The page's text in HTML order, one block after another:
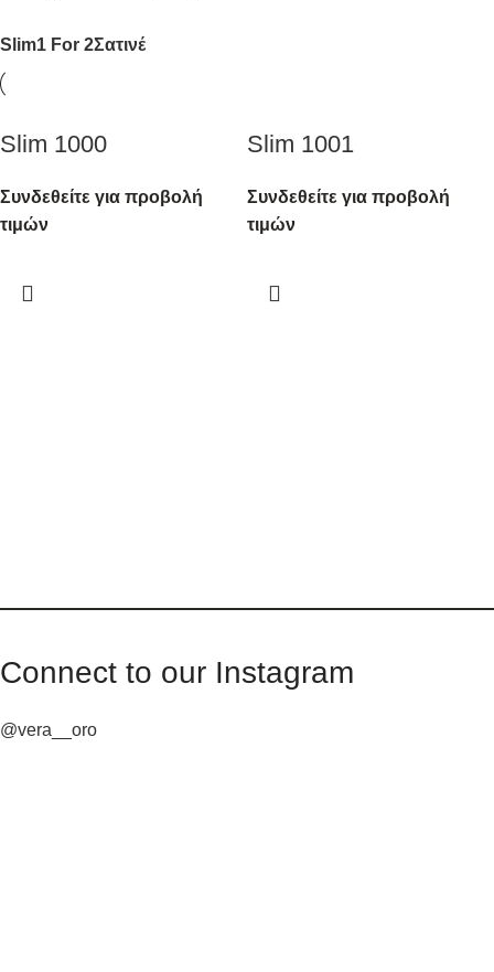
Slim1 For 2Σατινέ
Slim 1000
Συνδεθείτε για προβολή
τιμών
Slim 1001
Συνδεθείτε για προβολή
τιμών
Connect to our Instagram
@vera__oro